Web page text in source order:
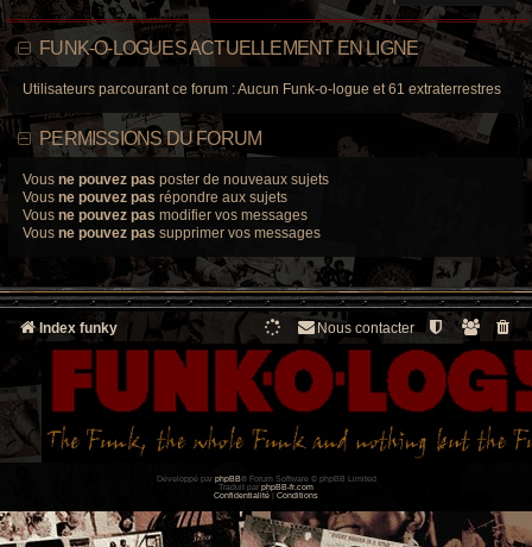
FUNK-O-LOGUES ACTUELLEMENT EN LIGNE
Utilisateurs parcourant ce forum : Aucun Funk-o-logue et 61 extraterrestres
PERMISSIONS DU FORUM
Vous ne pouvez pas poster de nouveaux sujets
Vous ne pouvez pas répondre aux sujets
Vous ne pouvez pas modifier vos messages
Vous ne pouvez pas supprimer vos messages
Index funky Nous contacter
Développé par phpBB® Forum Software © phpBB Limited
Traduit par phpBB-fr.com
Confidentialité
Conditions